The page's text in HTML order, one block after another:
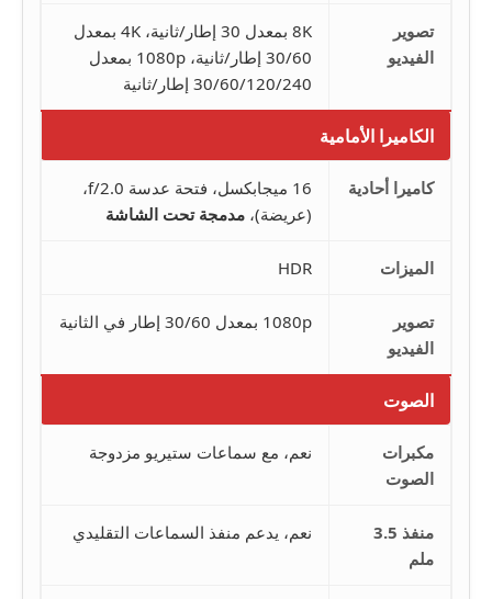
تصوير
الفيديو
8K بمعدل 30 إطار/ثانية، 4K بمعدل
30/60 إطار/ثانية، 1080p بمعدل
30/60/120/240 إطار/ثانية
الكاميرا الأمامية
كاميرا أحادية
16 ميجابكسل، فتحة عدسة f/2.0،
(عريضة)، مدمجة تحت الشاشة
الميزات HDR
تصوير
الفيديو
1080p بمعدل 30/60 إطار في الثانية
الصوت
مكبرات
الصوت
نعم، مع سماعات ستيريو مزدوجة
منفذ 3.5
ملم
نعم، يدعم منفذ السماعات التقليدي